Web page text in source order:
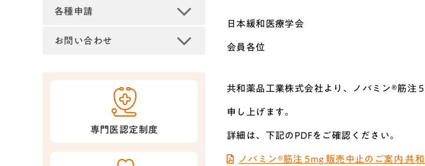
各種申請
お問い合わせ
専門医認定制度
日本緩和医療学会
会員各位
共和薬品工業株式会社より、ノバミン®筋注
申し上げます。
詳細は、下記のPDFをご確認ください。
ノバミン®筋注 5mg 販売中止のご案内 共